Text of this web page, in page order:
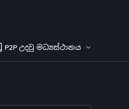
P2P උදවු මධ්‍යස්ථානය